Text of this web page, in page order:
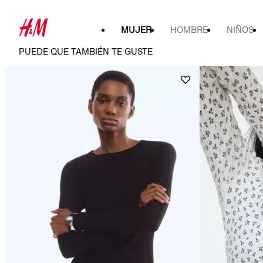
MUJER HOMBRE NIÑOS
PUEDE QUE TAMBIÉN TE GUSTE